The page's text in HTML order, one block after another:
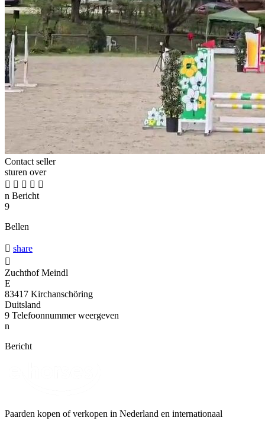
Contact seller
sturen over
    
n Bericht
9
Bellen
 share

Zuchthof Meindl
E
83417 Kirchanschöring
Duitsland
9 Telefoonnummer weergeven
n
Bericht
Paarden kopen of verkopen in Nederland en internationaal